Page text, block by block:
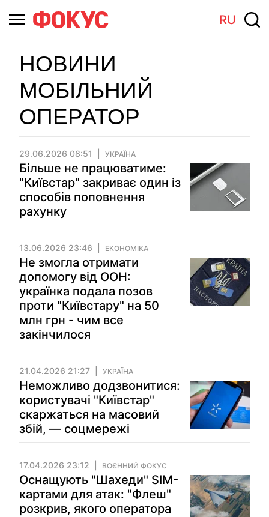
RU
НОВИНИ
МОБІЛЬНИЙ
ОПЕРАТОР
29.06.2026 08:51 УКРАЇНА
Більше не працюватиме:
"Київстар" закриває один із
способів поповнення
рахунку
13.06.2026 23:46 ЕКОНОМІКА
Не змогла отримати
допомогу від ООН:
українка подала позов
проти "Київстару" на 50
млн грн - чим все
закінчилося
21.04.2026 21:27 УКРАЇНА
Неможливо додзвонитися:
користувачі "Київстар"
скаржаться на масовий
збій, — соцмережі
17.04.2026 23:12 ВОЄННИЙ ФОКУС
Оснащують "Шахеди" SIM-
картами для атак: "Флеш"
розкрив, якого оператора